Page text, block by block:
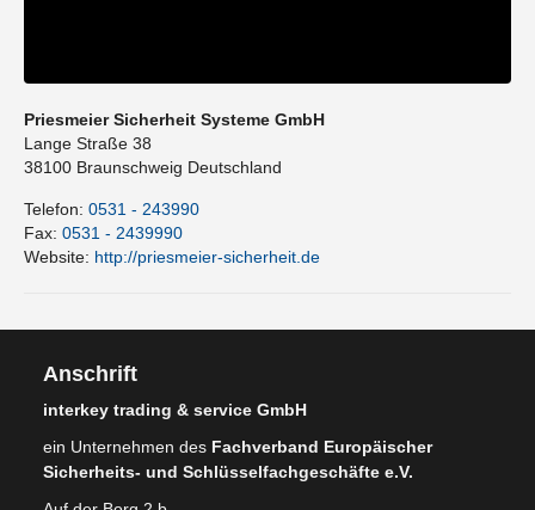
Priesmeier Sicherheit Systeme GmbH
Lange Straße 38
38100 Braunschweig Deutschland
Telefon: 0531 - 243990
Fax: 0531 - 2439990
Website: http://priesmeier-sicherheit.de
Anschrift
interkey trading & service GmbH
ein Unternehmen des Fachverband Europäischer
Sicherheits- und Schlüsselfachgeschäfte e.V.